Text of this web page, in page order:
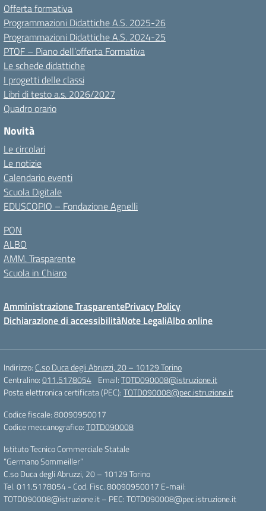
Offerta formativa
Programmazioni Didattiche A.S. 2025-26
Programmazioni Didattiche A.S. 2024-25
PTOF – Piano dell’offerta Formativa
Le schede didattiche
I progetti delle classi
Libri di testo a.s. 2026/2027
Quadro orario
Novità
Le circolari
Le notizie
Calendario eventi
Scuola Digitale
EDUSCOPIO – Fondazione Agnelli
PON
ALBO
AMM. Trasparente
Scuola in Chiaro
Amministrazione TrasparentePrivacy Policy
Dichiarazione di accessibilitàNote LegaliAlbo online
Indirizzo: C.so Duca degli Abruzzi, 20 – 10129 Torino
Centralino:011.5178054 Email:TOTD090008@istruzione.it
Posta elettronica certificata (PEC):TOTD090008@pec.istruzione.it
Codice fiscale: 80090950017
Codice meccanografico:TOTD090008
Istituto Tecnico Commerciale Statale
“Germano Sommeiller”
C.so Duca degli Abruzzi, 20 – 10129 Torino
Tel. 011.5178054 - Cod. Fisc. 80090950017 E-mail:
TOTD090008@istruzione.it – PEC: TOTD090008@pec.istruzione.it